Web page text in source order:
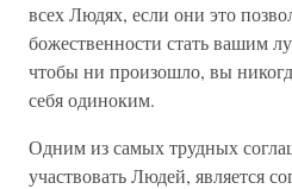
всех Людях, если они это
божественности стать вашим
чтобы ни произошло, вы
себя одиноким.
Одним из самых трудных
участвовать Людей, является